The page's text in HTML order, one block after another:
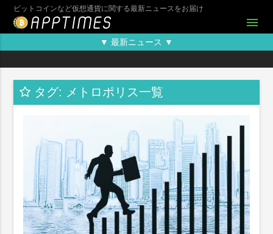
ビットコインなど仮想通貨に関する最新ニュースをお届け
menu
▼ 最新ニュース ▼
タグ: メトロポリス一覧